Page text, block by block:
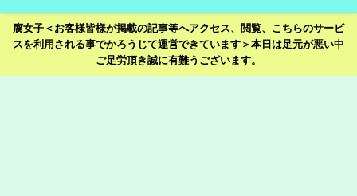
腐女子＜お客様皆様が掲載の記事等へアクセス、閲覧、こちらのサービ
スを利用される事でかろうじて運営できています＞本日は足元が悪い中
ご足労頂き誠に有難うございます。